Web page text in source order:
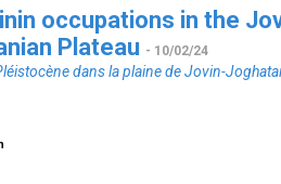
occupations in the
Plateau - 10/02/24
dans la plaine de Jovin-